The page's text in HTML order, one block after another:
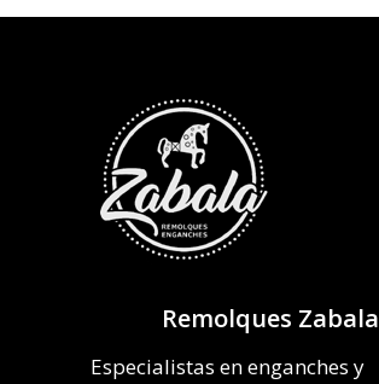
Remolques Zabala
Especialistas en enganches y